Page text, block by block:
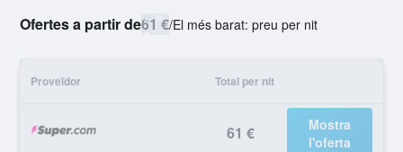
Ofertes a partir de61 €/El més barat: preu per nit
Proveïdor Total per nit
61 €
Mostra
l'oferta